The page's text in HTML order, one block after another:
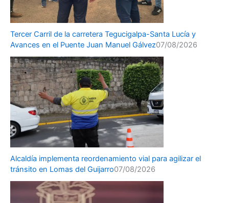
Tercer Carril de la carretera Tegucigalpa-Santa Lucía y
Avances en el Puente Juan Manuel Gálvez07/08/2026
Alcaldía implementa reordenamiento vial para agilizar el
tránsito en Lomas del Guijarro07/08/2026